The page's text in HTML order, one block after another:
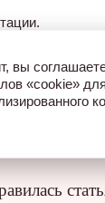
вы
«cookie»